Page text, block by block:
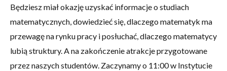
Będziesz miał okazję uzyskać informacje o studiach
matematycznych, dowiedzieć się, dlaczego matematyk ma
przewagę na rynku pracy i posłuchać, dlaczego matematycy
lubią struktury. A na zakończenie atrakcje przygotowane
przez naszych studentów. Zaczynamy o 11:00 w Instytucie